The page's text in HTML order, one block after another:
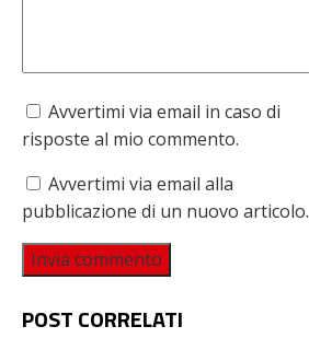
Avvertimi via email in caso di
risposte al mio commento.
Avvertimi via email alla
pubblicazione di un nuovo articolo.
POST CORRELATI